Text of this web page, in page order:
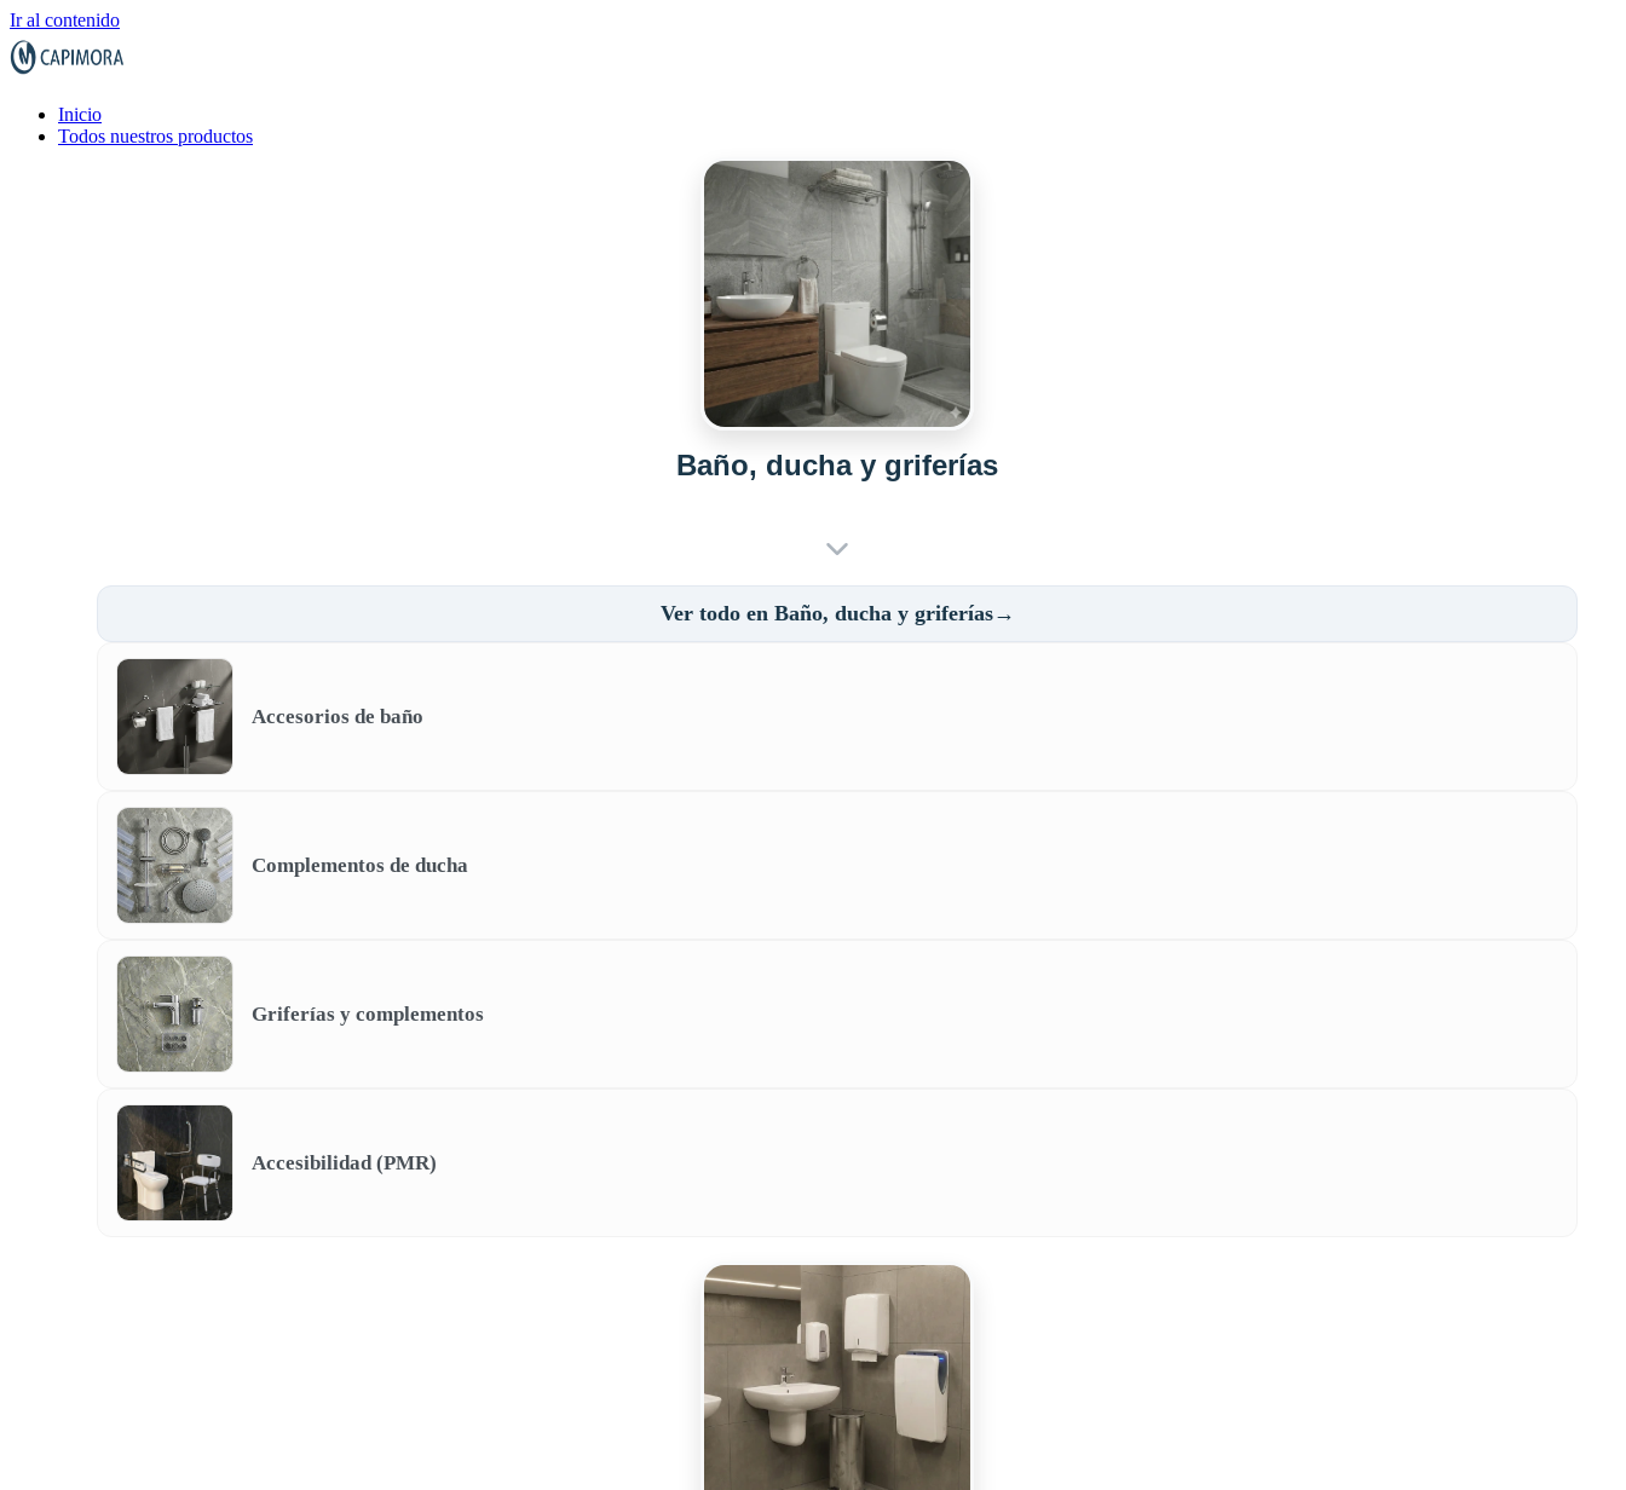
Ir al contenido
Inicio
Todos nuestros productos
Baño, ducha y griferías
Ver todo en Baño, ducha y griferías→
Accesorios de baño
Complementos de ducha
Griferías y complementos
Accesibilidad (PMR)